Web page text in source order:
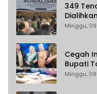
349
Minggu,
Cegah
Bupati
Minggu,